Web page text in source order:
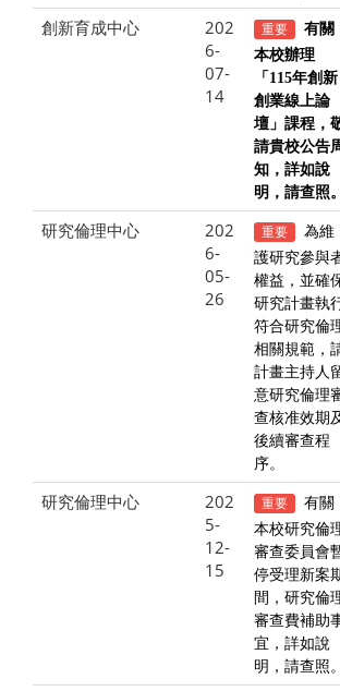
創新育成中心
202
6-
07-
14
重要
有關
本校辦理
「115年創新
創業線上論
壇」課程，
請貴校公告
知，詳如說
明，請查照。
研究倫理中心
202
6-
05-
26
重要
為維
護研究參與
權益，並確
研究計畫執
符合研究倫
相關規範，
計畫主持人
意研究倫理
查核准效期
後續審查程
序。
研究倫理中心
202
5-
12-
15
重要
有關
本校研究倫
審查委員會
停受理新案
間，研究倫
審查費補助
宜，詳如說
明，請查照。